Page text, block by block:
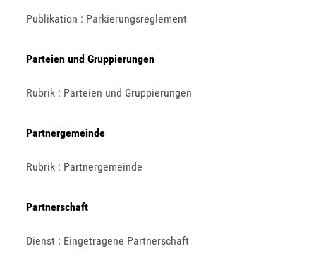
Publikation : Parkierungsreglement
Parteien und Gruppierungen
Rubrik : Parteien und Gruppierungen
Partnergemeinde
Rubrik : Partnergemeinde
Partnerschaft
Dienst : Eingetragene Partnerschaft